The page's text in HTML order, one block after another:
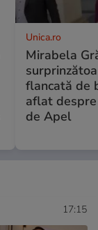
Unica.ro
Mirabela
flancată de
aflat
de Apel
17:15